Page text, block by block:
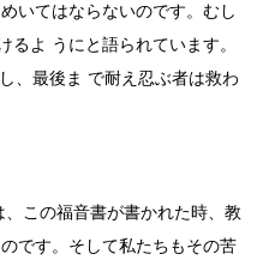
いてはならないのです。むし
るよ うにと語られています。
、最後ま で耐え忍ぶ者は救わ
この福音書が書かれた時、教
です。そして私たちもその苦